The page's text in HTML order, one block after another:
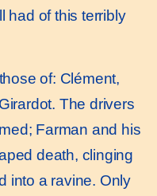
had of this terribly
of: Clément,
The drivers
Farman and his
death, clinging
into a ravine. Only